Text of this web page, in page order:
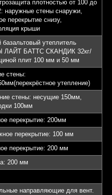
плотностью от 100 до
наружные стены снаружи,
перекрытие снизу,
крыши
базальтовый утеплитель
ЛАЙТ БАТТС СКАНДИК 32кг/
плит 100 мм и 50 мм
стены:
утепление)
стены: несущие 150мм,
100мм
перекрытие: 200мм
перекрытие: 100 мм
перекрытие: 200 мм
200 мм
направляющие для вент.